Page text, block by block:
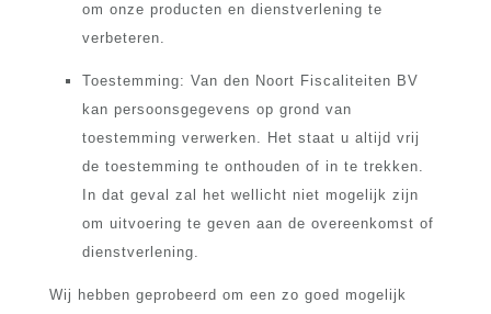
om onze producten en dienstverlening te
verbeteren.
Toestemming: Van den Noort Fiscaliteiten BV
kan persoonsgegevens op grond van
toestemming verwerken. Het staat u altijd vrij
de toestemming te onthouden of in te trekken.
In dat geval zal het wellicht niet mogelijk zijn
om uitvoering te geven aan de overeenkomst of
dienstverlening.
Wij hebben geprobeerd om een zo goed mogelijk